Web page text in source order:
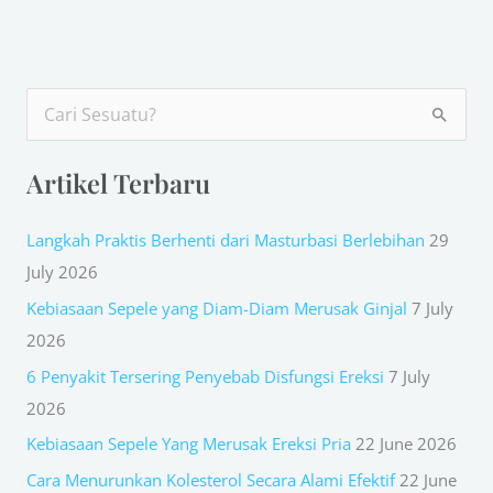
a
c
h
f
o
r
:
Artikel Terbaru
Langkah Praktis Berhenti dari Masturbasi Berlebihan 29
July 2026
Kebiasaan Sepele yang Diam-Diam Merusak Ginjal 7 July
2026
6 Penyakit Tersering Penyebab Disfungsi Ereksi 7 July
2026
Kebiasaan Sepele Yang Merusak Ereksi Pria 22 June 2026
Cara Menurunkan Kolesterol Secara Alami Efektif 22 June